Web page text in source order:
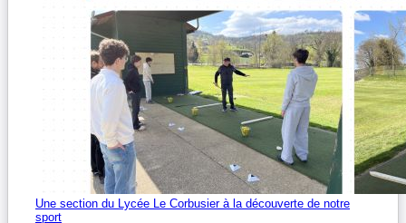
Une section du Lycée Le Corbusier à la découverte de notre
sport